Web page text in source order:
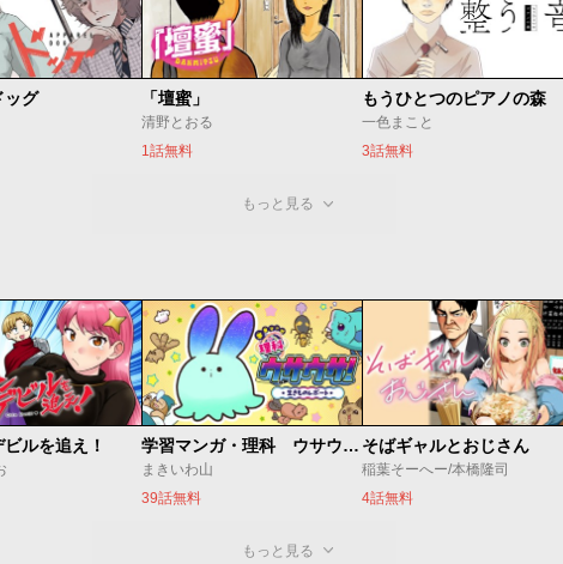
ッグ 「壇蜜」
清野とおる
1話無料
一色まこと
3話無料
もっと見る
ルを追え！ 学習マンガ・理科 ウサウサ！
まきいわ山
39話無料
そばギャルとおじさん
稲葉そーへー/本橋隆司
4話無料
もっと見る